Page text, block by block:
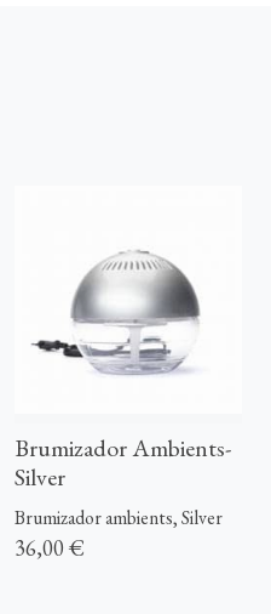
Brumizador Ambients-
Silver
Brumizador ambients, Silver
36,00 €